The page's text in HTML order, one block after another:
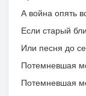
А война опять
Если старый
Или песня до
Потемневшая
Потемневшая